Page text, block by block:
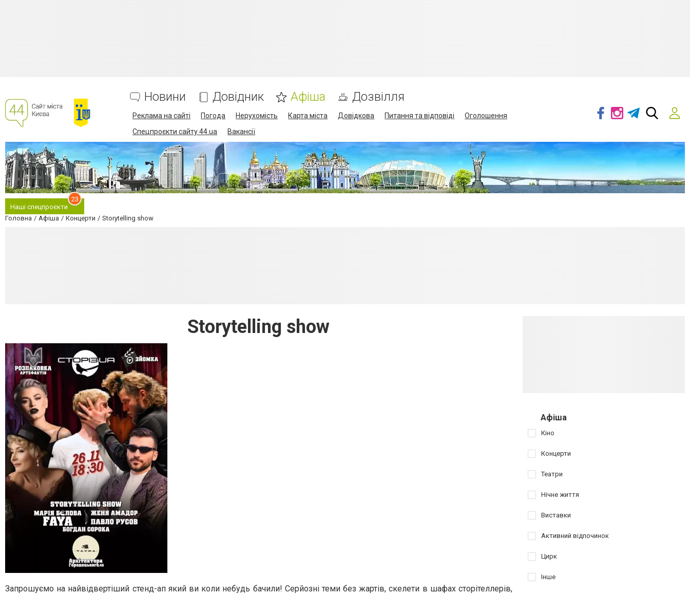
Новини Довідник Афіша Дозвілля
Реклама на сайті Погода Нерухомість Карта міста Довідкова Питання та відповіді
Оголошення
Спецпроєкти сайту 44.ua
Вакансії
Наші спецпроєкти
23
Головна Афіша Концерти Storytelling show
Storytelling show
Запрошуємо на найвідвертіший стенд-ап який ви коли небудь бачили! Серйозні теми без жартів, скелети в шафах сторітеллерів,
Афіша
Кіно
Концерти
Театри
Нічне життя
Виставки
Активний відпочинок
Цирк
Інше